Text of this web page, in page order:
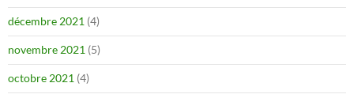
décembre 2021 (4)
novembre 2021 (5)
octobre 2021 (4)